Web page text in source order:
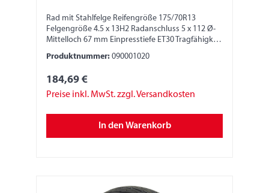
Rad mit Stahlfelge Reifengröße 175/70R13
Felgengröße 4.5 x 13H2 Radanschluss 5 x 112 Ø-
Mittelloch 67 mm Einpresstiefe ET30 Tragfähigkeit
530 kg LI 86N
Produktnummer: 090001020
184,69 €
Preise inkl. MwSt. zzgl. Versandkosten
In den Warenkorb